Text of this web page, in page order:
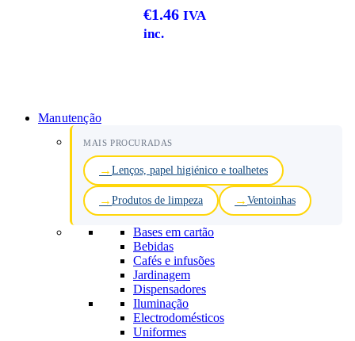
€1.46 IVA
inc.
Manutenção
MAIS PROCURADAS
Lenços, papel higiénico e toalhetes
Produtos de limpeza Ventoinhas
Bases em cartão
Bebidas
Cafés e infusões
Jardinagem
Dispensadores
Iluminação
Electrodomésticos
Uniformes